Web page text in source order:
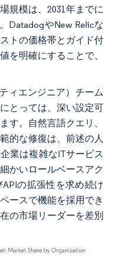
規模は、2031年までに
DatadogやNew Relicな
トの価格帯とガイド付
を明確にすることで、
ィエンジニア）チーム
とっては、深い設定可
す。自然言語クエリ、
的な修復は、前述の人
業は複雑なITサービス
かいロールベースアク
の拡張性を求め続け
ースで機能を採用でき
の市場リーダーを差別